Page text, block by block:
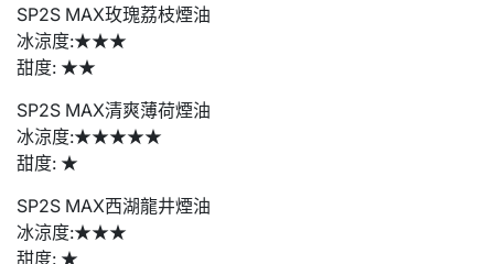
SP2S MAX玫瑰荔枝煙油
冰涼度:★★★
甜度: ★★
SP2S MAX清爽薄荷煙油
冰涼度:★★★★★
甜度: ★
SP2S MAX西湖龍井煙油
冰涼度:★★★
甜度: ★